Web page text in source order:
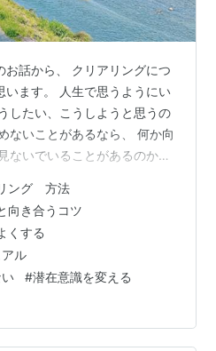
お話から、 クリアリングにつ
います。 人生で思うようにい
したい、こうしようと思うの
ないことがあるなら、 何か向
ないでいることがあるのかも
い時について、 どんな向き
について お話します。 ぜひ
・ 直感を磨こう、使おう
自分が普段無意識で、 いか
きます。 これはとても大事
ング 方法
向き合うコツ
くする
ル
#潜在意識を変える